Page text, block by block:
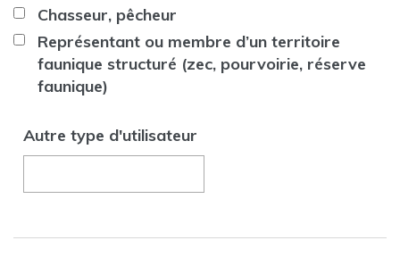
Chasseur, pêcheur
Représentant ou membre d’un territoire
faunique structuré (zec, pourvoirie, réserve
faunique)
Autre type d'utilisateur